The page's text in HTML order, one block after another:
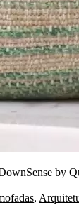
by
,